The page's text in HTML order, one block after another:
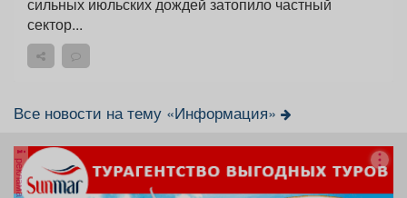
сектор...
Все новости на тему «Информация»
реклама